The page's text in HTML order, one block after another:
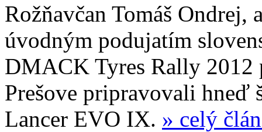
Rožňavčan Tomáš Ondrej,
úvodným podujatím
DMACK Tyres Rally 2012
Prešove pripravovali
Lancer EVO IX. » celý